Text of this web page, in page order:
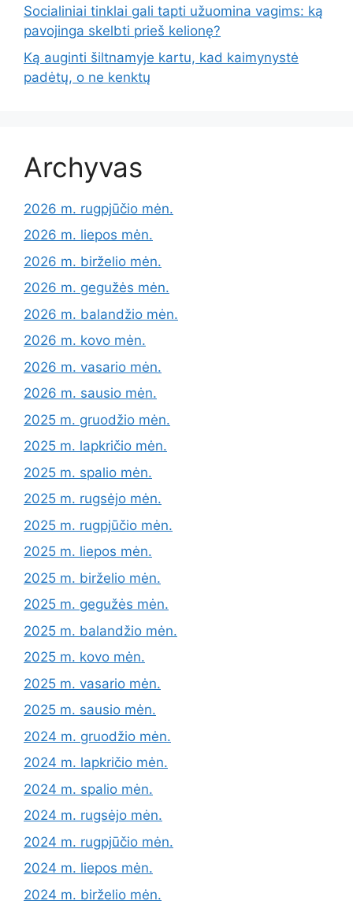
Socialiniai tinklai gali tapti užuomina vagims: ką
pavojinga skelbti prieš kelionę?
Ką auginti šiltnamyje kartu, kad kaimynystė
padėtų, o ne kenktų
Archyvas
2026 m. rugpjūčio mėn.
2026 m. liepos mėn.
2026 m. birželio mėn.
2026 m. gegužės mėn.
2026 m. balandžio mėn.
2026 m. kovo mėn.
2026 m. vasario mėn.
2026 m. sausio mėn.
2025 m. gruodžio mėn.
2025 m. lapkričio mėn.
2025 m. spalio mėn.
2025 m. rugsėjo mėn.
2025 m. rugpjūčio mėn.
2025 m. liepos mėn.
2025 m. birželio mėn.
2025 m. gegužės mėn.
2025 m. balandžio mėn.
2025 m. kovo mėn.
2025 m. vasario mėn.
2025 m. sausio mėn.
2024 m. gruodžio mėn.
2024 m. lapkričio mėn.
2024 m. spalio mėn.
2024 m. rugsėjo mėn.
2024 m. rugpjūčio mėn.
2024 m. liepos mėn.
2024 m. birželio mėn.